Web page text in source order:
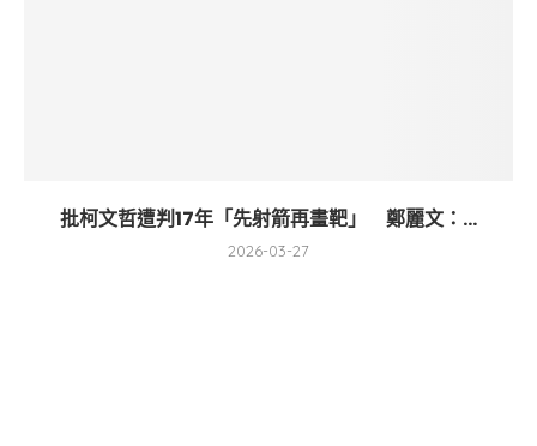
批柯文哲遭判17年「先射箭再畫靶」 鄭麗文：...
2026-03-27